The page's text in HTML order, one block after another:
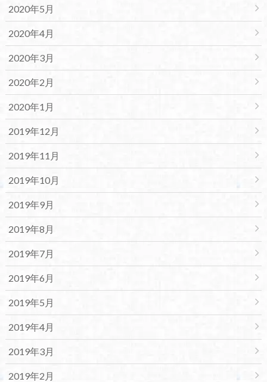
2020年5月
2020年4月
2020年3月
2020年2月
2020年1月
2019年12月
2019年11月
2019年10月
2019年9月
2019年8月
2019年7月
2019年6月
2019年5月
2019年4月
2019年3月
2019年2月